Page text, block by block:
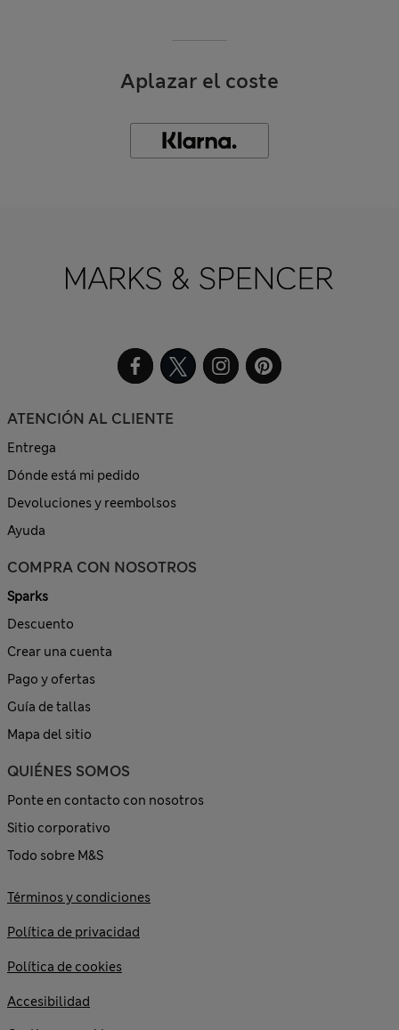
Aplazar el coste
ATENCIÓN AL CLIENTE
Entrega
Dónde está mi pedido
Devoluciones y reembolsos
Ayuda
COMPRA CON NOSOTROS
Sparks
Descuento
Crear una cuenta
Pago y ofertas
Guía de tallas
Mapa del sitio
QUIÉNES SOMOS
Ponte en contacto con nosotros
Sitio corporativo
Todo sobre M&S
Términos y condiciones
Política de privacidad
Política de cookies
Accesibilidad